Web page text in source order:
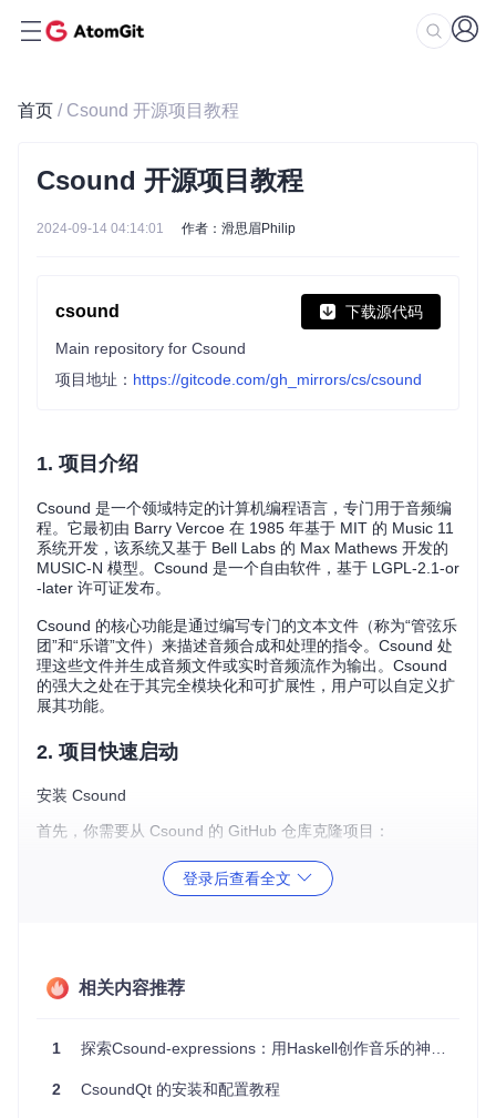
首页 / Csound 开源项目教程
Csound 开源项目教程
2024-09-14 04:14:01 作者：滑思眉Philip
csound 下载源代码
Main repository for Csound
项目地址： https://gitcode.com/gh_mirrors/cs/csound
1. 项目介绍
Csound 是一个领域特定的计算机编程语言，专门用于音频编
程。它最初由 Barry Vercoe 在 1985 年基于 MIT 的 Music 11
系统开发，该系统又基于 Bell Labs 的 Max Mathews 开发的
MUSIC-N 模型。Csound 是一个自由软件，基于 LGPL-2.1-or
-later 许可证发布。
Csound 的核心功能是通过编写专门的文本文件（称为“管弦乐
团”和“乐谱”文件）来描述音频合成和处理的指令。Csound 处
理这些文件并生成音频文件或实时音频流作为输出。Csound
的强大之处在于其完全模块化和可扩展性，用户可以自定义扩
展其功能。
2. 项目快速启动
安装 Csound
首先，你需要从 Csound 的 GitHub 仓库克隆项目：
cd csound
sudo
登录后查看全文
相关内容推荐
1 探索Csound-expressions：用Haskell创作音乐的神奇之旅
2 CsoundQt 的安装和配置教程